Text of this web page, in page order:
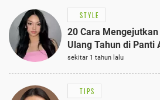
STYLE
20 Cara
Ulang Tahun di Panti
Anggun dengan
sekitar 1 tahun lalu
TIPS